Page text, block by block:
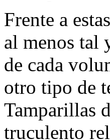
Frente a
al menos tal
de cada
otro tipo de
Tamparillas
truculento